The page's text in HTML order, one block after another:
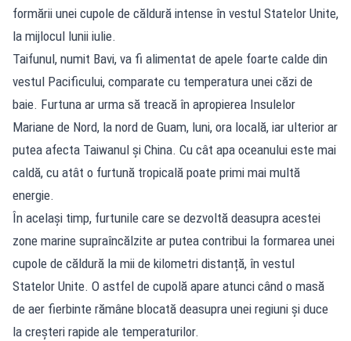
formării unei cupole de căldură intense în vestul Statelor Unite,
la mijlocul lunii iulie.
Taifunul, numit Bavi, va fi alimentat de apele foarte calde din
vestul Pacificului, comparate cu temperatura unei căzi de
baie. Furtuna ar urma să treacă în apropierea Insulelor
Mariane de Nord, la nord de Guam, luni, ora locală, iar ulterior ar
putea afecta Taiwanul și China. Cu cât apa oceanului este mai
caldă, cu atât o furtună tropicală poate primi mai multă
energie.
În același timp, furtunile care se dezvoltă deasupra acestei
zone marine supraîncălzite ar putea contribui la formarea unei
cupole de căldură la mii de kilometri distanță, în vestul
Statelor Unite. O astfel de cupolă apare atunci când o masă
de aer fierbinte rămâne blocată deasupra unei regiuni și duce
la creșteri rapide ale temperaturilor.